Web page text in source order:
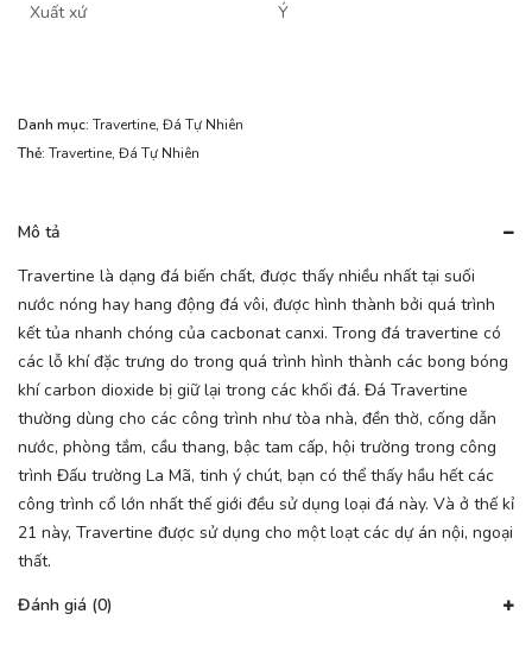
Xuất xứ Ý
Danh mục: Travertine, Đá Tự Nhiên
Thẻ: Travertine, Đá Tự Nhiên
Mô tả
Travertine là dạng đá biến chất, được thấy nhiều nhất tại suối
nước nóng hay hang động đá vôi, được hình thành bởi quá trình
kết tủa nhanh chóng của cacbonat canxi. Trong đá travertine có
các lỗ khí đặc trưng do trong quá trình hình thành các bong bóng
khí carbon dioxide bị giữ lại trong các khối đá. Đá Travertine
thường dùng cho các công trình như tòa nhà, đền thờ, cống dẫn
nước, phòng tắm, cầu thang, bậc tam cấp, hội trường trong công
trình Đấu trường La Mã, tinh ý chút, bạn có thể thấy hầu hết các
công trình cổ lớn nhất thế giới đều sử dụng loại đá này. Và ở thế kỉ
21 này, Travertine được sử dụng cho một loạt các dự án nội, ngoại
thất.
Đánh giá (0)